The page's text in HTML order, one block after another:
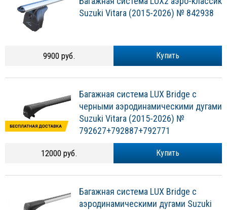
Suzuki Vitara (2015-2026) № 842938
Купить
9900 руб.
Багажная система LUX Bridge с
черными аэродинамическими дугами
Suzuki Vitara (2015-2026) №
792627+792887+792771
Купить
12000 руб.
Багажная система LUX Bridge с
аэродинамическими дугами Suzuki